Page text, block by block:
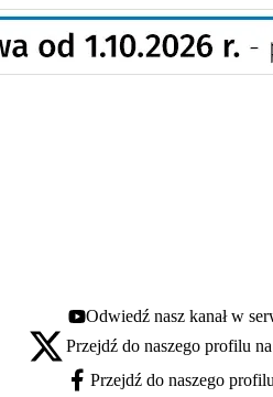
Youtube - otwiera się w nowej karcie
Odwiedź nasz kanał w
X - otwiera się w nowej karcie
Przejdź do naszego profilu
Facebook - otwiera się w nowej karcie
Przejdź do naszego